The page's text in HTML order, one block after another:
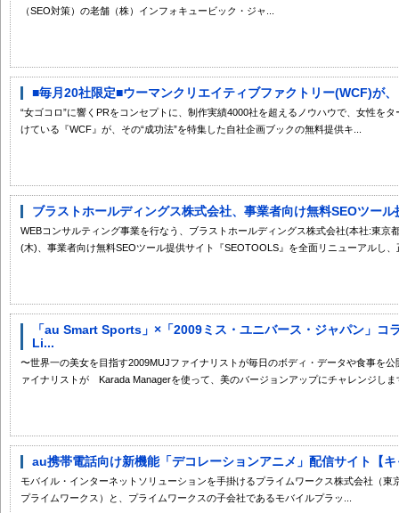
（SEO対策）の老舗（株）インフォキュービック・ジャ...
■毎月20社限定■ウーマンクリエイティブファクトリー(WCF)が
“女ゴコロ”に響くPRをコンセプトに、制作実績4000社を超えるノウハウで、女性を
けている『WCF』が、その“成功法”を特集した自社企画ブックの無料提供キ...
ブラストホールディングス株式会社、事業者向け無料SEOツー
WEBコンサルティング事業を行なう、ブラストホールディングス株式会社(本社:東京
(木)、事業者向け無料SEOツール提供サイト『SEOTOOLS』を全面リニューアルし、
「au Smart Sports」×「2009ミス・ユニバース・ジャパン」
Li...
〜世界一の美女を目指す2009MUJファイナリストが毎日のボディ・データや食事を
ァイナリストが Karada Managerを使って、美のバージョンアップにチャレンジしま
au携帯電話向け新機能「デコレーションアニメ」配信サイト【
モバイル・インターネットソリューションを手掛けるプライムワークス株式会社（
プライムワークス）と、プライムワークスの子会社であるモバイルプラッ...